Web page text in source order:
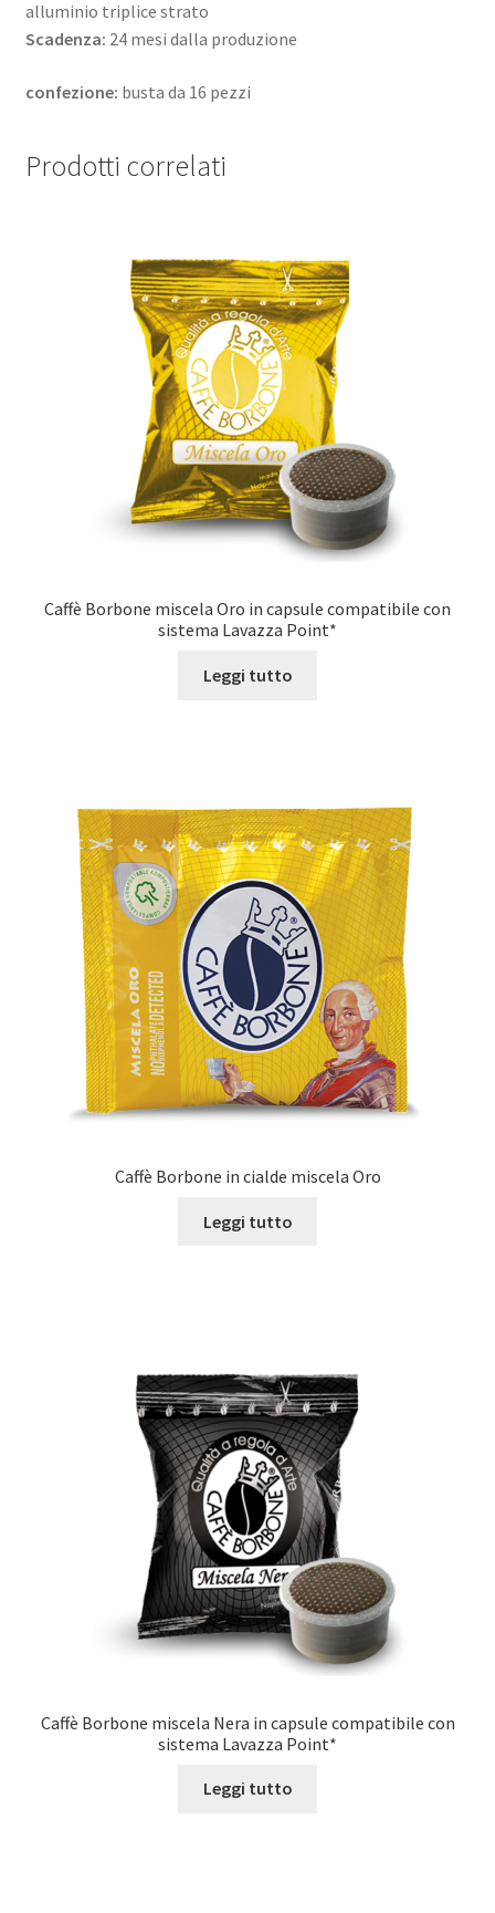
alluminio triplice strato
Scadenza: 24 mesi dalla produzione
confezione: busta da 16 pezzi
Prodotti correlati
Caffè Borbone miscela Oro in capsule compatibile con
sistema Lavazza Point*
Leggi tutto
Caffè Borbone in cialde miscela Oro
Leggi tutto
Caffè Borbone miscela Nera in capsule compatibile con
sistema Lavazza Point*
Leggi tutto